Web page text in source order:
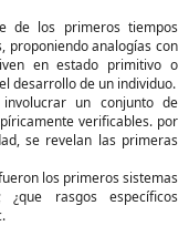
de los primeros tiempos
proponiendo analogías con
en estado primitivo o
desarrollo de un individuo.
un conjunto de
verificables. por
se revelan las primeras
los primeros sistemas
¿que rasgos específicos